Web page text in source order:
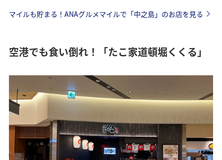
マイルも貯まる！ANAグルメマイルで「中之島」のお店を見る
空港でも食い倒れ！「たこ家道頓堀くくる」